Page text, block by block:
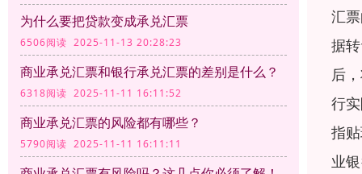
为什么要把贷款变成承兑汇票
6506阅读 2025-11-13 20:28:23
商业承兑汇票和银行承兑汇票的差别是什么？
6318阅读 2025-11-11 16:11:52
商业承兑汇票的风险都有哪些？
5790阅读 2025-11-11 16:11:11
汇
据
后
行
指
业